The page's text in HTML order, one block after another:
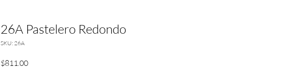
26A Pastelero Redondo
SKU: 26A
$811.00Precio